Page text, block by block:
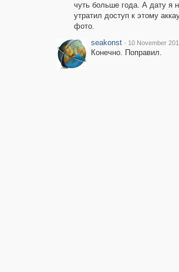
чуть больше года. А дату я
утратил доступ к этому
фото.
seakonst · 10 November
Конечно. Поправил.